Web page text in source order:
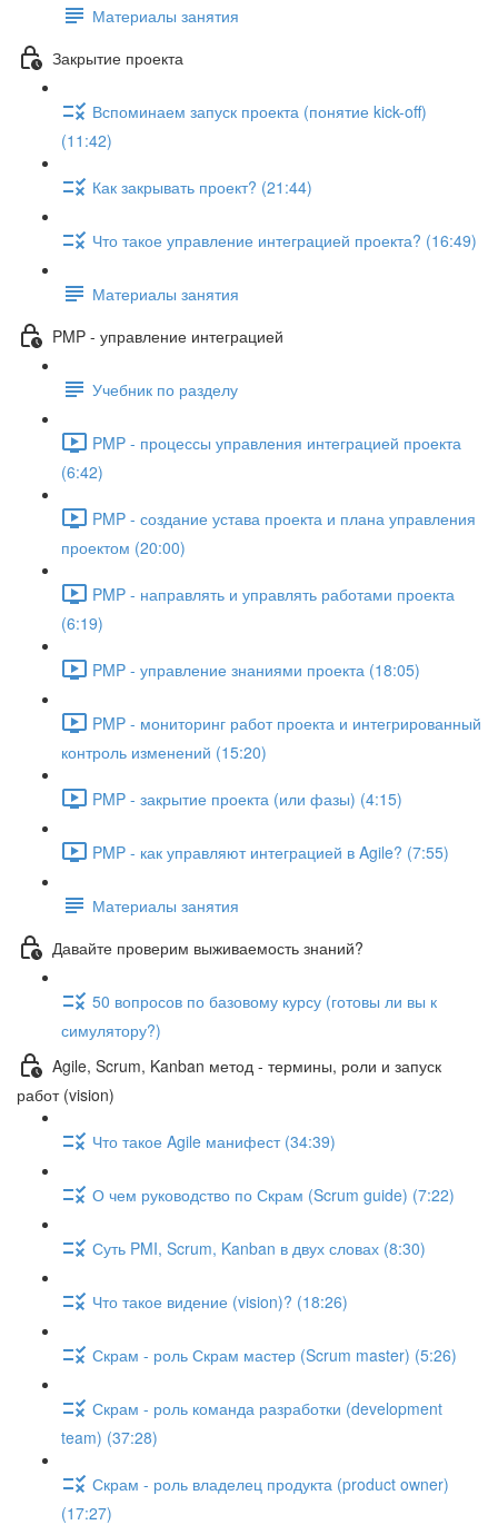
Материалы занятия
Закрытие проекта
Вспоминаем запуск проекта (понятие kick-off)
(11:42)
Как закрывать проект? (21:44)
Что такое управление интеграцией проекта? (16:49)
Материалы занятия
PMP - управление интеграцией
Учебник по разделу
PMP - процессы управления интеграцией проекта
(6:42)
PMP - создание устава проекта и плана управления
проектом (20:00)
PMP - направлять и управлять работами проекта
(6:19)
PMP - управление знаниями проекта (18:05)
PMP - мониторинг работ проекта и интегрированный
контроль изменений (15:20)
PMP - закрытие проекта (или фазы) (4:15)
PMP - как управляют интеграцией в Agile? (7:55)
Материалы занятия
Давайте проверим выживаемость знаний?
50 вопросов по базовому курсу (готовы ли вы к
симулятору?)
Agile, Scrum, Kanban метод - термины, роли и запуск
работ (vision)
Что такое Agile манифест (34:39)
О чем руководство по Скрам (Scrum guide) (7:22)
Суть PMI, Scrum, Kanban в двух словах (8:30)
Что такое видение (vision)? (18:26)
Скрам - роль Скрам мастер (Scrum master) (5:26)
Скрам - роль команда разработки (development
team) (37:28)
Скрам - роль владелец продукта (product owner)
(17:27)